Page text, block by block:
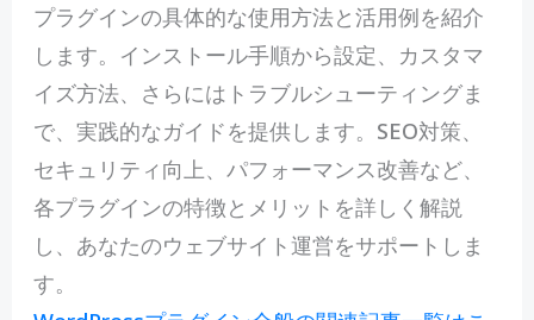
プラグインの具体的な使用方法と活用例を紹介
します。インストール手順から設定、カスタマ
イズ方法、さらにはトラブルシューティングま
で、実践的なガイドを提供します。SEO対策、
セキュリティ向上、パフォーマンス改善など、
各プラグインの特徴とメリットを詳しく解説
し、あなたのウェブサイト運営をサポートしま
す。